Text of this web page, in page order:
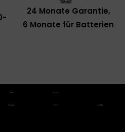
24 Monate Garantie,
6 Monate für Batterien